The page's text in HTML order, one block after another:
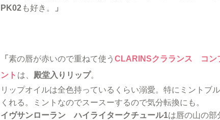
PK02 も好き。 」
「 素の唇が赤いので重ねて使う CLARINSクラランス コン
ント は、 殿堂入りリップ。
リップオイルは全色持っているくらい溺愛。特にミントブ
くれる。ミントなのでスースーするので気分転換にも。
イヴサンローラン ハイライタークチュール1は唇の山の部